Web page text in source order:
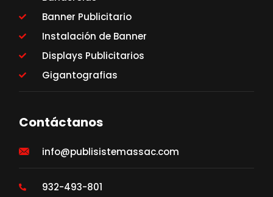
Banner Publicitario
Instalación de Banner
Displays Publicitarios
Gigantografias
Contáctanos
info@publisistemassac.com
932-493-801